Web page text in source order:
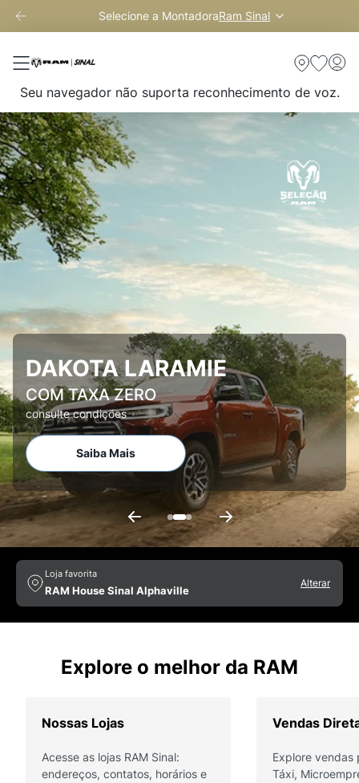
Selecione a MontadoraRam Sinal
Seu navegador não suporta reconhecimento de voz.
DAKOTA LARAMIE
COM TAXA ZERO
consulte condições
Saiba Mais
Previous Next
Loja favorita
RAM House Sinal Alphaville
Alterar
Explore o melhor da RAM
Nossas Lojas
Acesse as lojas RAM Sinal:
endereços, contatos, horários e
Vendas
Explore vendas
Táxi,